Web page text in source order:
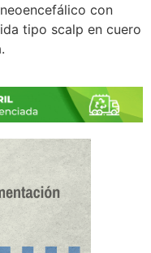
con
tipo scalp en cuero